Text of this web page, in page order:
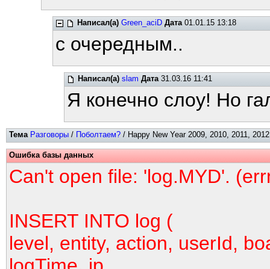
Написал(а) Green_aciD Дата01.01.15 13:18
с очередным..
Написал(а) slam Дата31.03.16 11:41
Я конечно слоу! Но
Тема Разговоры / Поболтаем? / Happy New Year 2009, 2010, 2011,
Ошибка базы данных
Can't open file: 'log.MYD'.
INSERT INTO log (
level, entity, action, userId,